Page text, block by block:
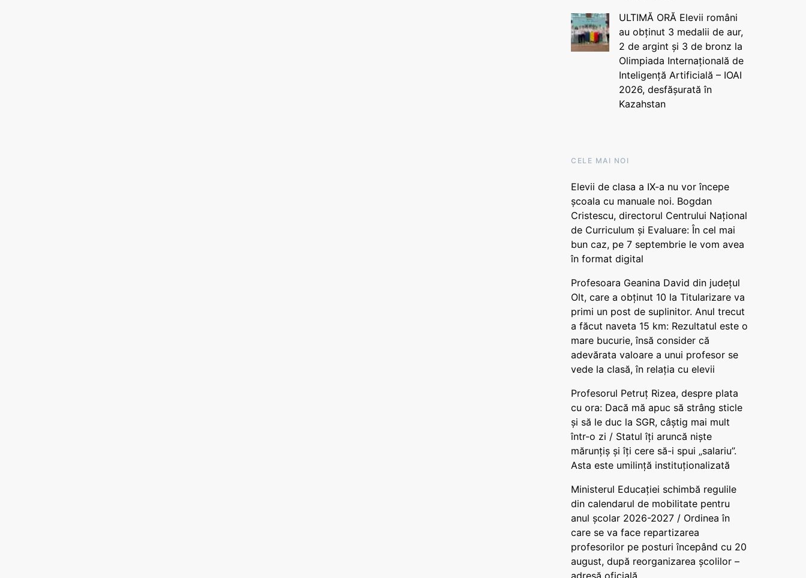
ULTIMĂ ORĂ Elevii români
au obținut 3 medalii de aur,
2 de argint și 3 de bronz la
Olimpiada Internațională de
Inteligență Artificială – IOAI
2026, desfășurată în
Kazahstan
CELE MAI NOI
Elevii de clasa a IX-a nu vor începe
școala cu manuale noi. Bogdan
Cristescu, directorul Centrului Național
de Curriculum și Evaluare: În cel mai
bun caz, pe 7 septembrie le vom avea
în format digital
Profesoara Geanina David din județul
Olt, care a obținut 10 la Titularizare va
primi un post de suplinitor. Anul trecut
a făcut naveta 15 km: Rezultatul este o
mare bucurie, însă consider că
adevărata valoare a unui profesor se
vede la clasă, în relația cu elevii
Profesorul Petruț Rizea, despre plata
cu ora: Dacă mă apuc să strâng sticle
și să le duc la SGR, câștig mai mult
într-o zi / Statul îți aruncă niște
mărunțiș și îți cere să-i spui „salariu”.
Asta este umilință instituționalizată
Ministerul Educației schimbă regulile
din calendarul de mobilitate pentru
anul școlar 2026-2027 / Ordinea în
care se va face repartizarea
profesorilor pe posturi începând cu 20
august, după reorganizarea școlilor –
adresă oficială